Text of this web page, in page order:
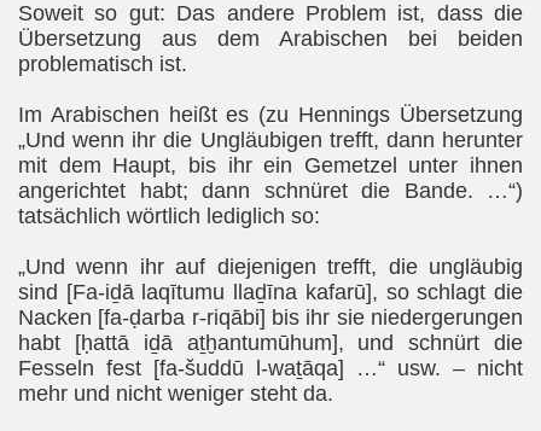
Soweit so gut: Das andere Problem ist, dass die
Übersetzung aus dem Arabischen bei beiden
problematisch ist.
Im Arabischen heißt es (zu Hennings Übersetzung
„Und wenn ihr die Ungläubigen trefft, dann herunter
mit dem Haupt, bis ihr ein Gemetzel unter ihnen
angerichtet habt; dann schnüret die Bande. …“)
tatsächlich wörtlich lediglich so:
„Und wenn ihr auf diejenigen trefft, die ungläubig
sind [Fa-iḏā laqītumu llaḏīna kafarū], so schlagt die
Nacken [fa-ḍarba r-riqābi] bis ihr sie niedergerungen
habt [ḥattā iḏā aṯḫantumūhum], und schnürt die
Fesseln fest [fa-šuddū l-waṯāqa] …“ usw. – nicht
mehr und nicht weniger steht da.